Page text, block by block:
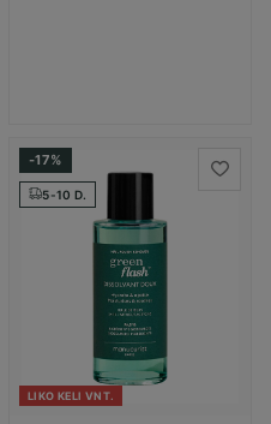
-17%
5-10 D.
LIKO KELI VNT.